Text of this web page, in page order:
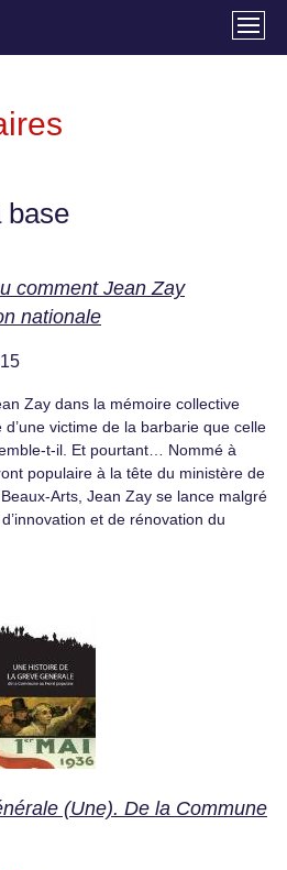
base
comment Jean Zay
nationale
Zay dans la mémoire collective
victime de la barbarie que celle
t-il. Et pourtant… Nommé à
populaire à la tête du ministère de
Arts, Jean Zay se lance malgré
et de rénovation du
(Une). De la Commune